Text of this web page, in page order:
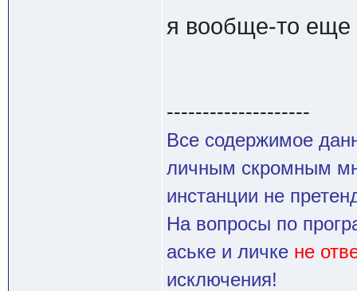
я вообще-то еще
--------------------
Все содержимое
личным скромным
инстанции не
На вопросы по
аське и личке не
исключения!